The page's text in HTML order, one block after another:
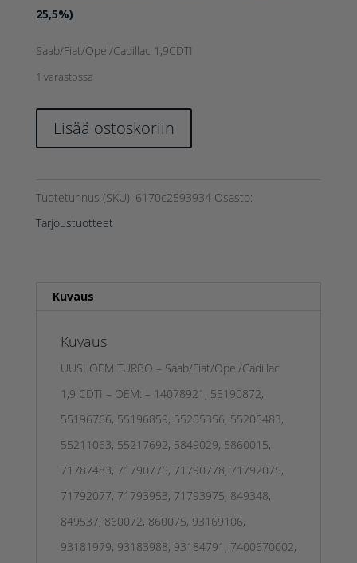
25,5%)
Saab/Fiat/Opel/Cadillac 1,9CDTI
1 varastossa
SA766340-
5001S
OEM
TARJOUS
Lisää ostoskoriin
Tuotetunnus (SKU): 6170c2593934 Osasto:
Tarjoustuotteet
Kuvaus
Kuvaus
UUSI OEM TURBO – Saab/Fiat/Opel/Cadillac
1,9 CDTI – OEM: – 14078921, 55190872,
55196766, 55196859, 55205356, 55205483,
55211063, 55217692, 5849029, 5860015,
71787483, 71790775, 71790778, 71792075,
71792077, 71793953, 71793975, 849348,
849537, 860072, 860075, 93169106,
93181979, 93183988, 93184791, 7400670002,